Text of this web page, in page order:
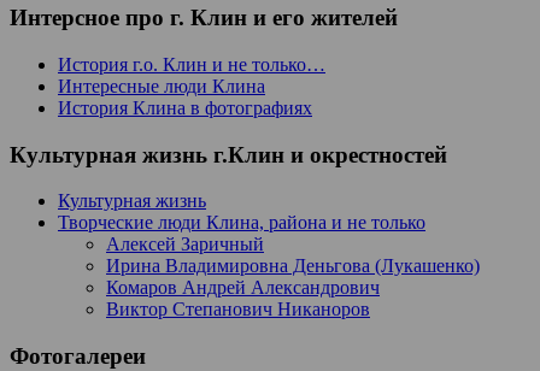
Интерсное про г. Клин и его жителей
История г.о. Клин и не только…
Интересные люди Клина
История Клина в фотографиях
Культурная жизнь г.Клин и окрестностей
Культурная жизнь
Творческие люди Клина, района и не только
Алексей Заричный
Ирина Владимировна Деньгова (Лукашенко)
Комаров Андрей Александрович
Виктор Степанович Никаноров
Фотогалереи